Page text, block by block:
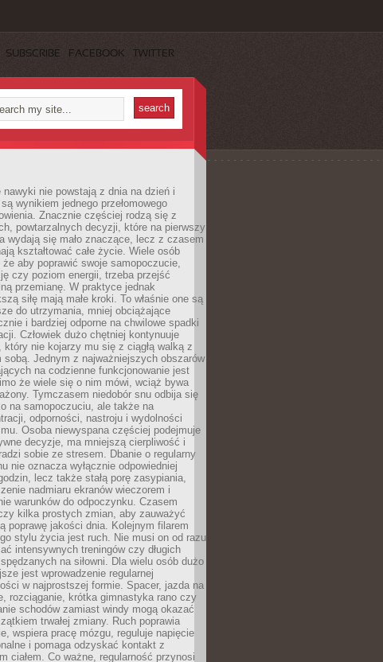
SUBSCRIBE FACEBOOK TWITTER
nawyki nie powstają z dnia na dzień i
wynikiem jednego przełomowego
Znacznie częściej rodzą się z
powtarzalnych decyzji, które na pierwszy
wydają się mało znaczące, lecz z czasem
kształtować całe życie. Wiele osób
że aby poprawić swoje samopoczucie,
czy poziom energii, trzeba przejść
przemianę. W praktyce jednak
siłę mają małe kroki. To właśnie one są
do utrzymania, mniej obciążające
i bardziej odporne na chwilowe spadki
Człowiek dużo chętniej kontynuuje
który nie kojarzy mu się z ciągłą walką z
sobą. Jednym z najważniejszych obszarów
na codzienne funkcjonowanie jest
że wiele się o nim mówi, wciąż bywa
Tymczasem niedobór snu odbija się
na samopoczuciu, ale także na
odporności, nastroju i wydolności
Osoba niewyspana częściej podejmuje
decyzje, ma mniejszą cierpliwość i
sobie ze stresem. Dbanie o regularny
nie oznacza wyłącznie odpowiedniej
lecz także stałą porę zasypiania,
nadmiaru ekranów wieczorem i
warunków do odpoczynku. Czasem
kilka prostych zmian, aby zauważyć
poprawę jakości dnia. Kolejnym filarem
stylu życia jest ruch. Nie musi on od razu
intensywnych treningów czy długich
na siłowni. Dla wielu osób dużo
jest wprowadzenie regularnej
w najprostszej formie. Spacer, jazda na
rozciąganie, krótka gimnastyka rano czy
schodów zamiast windy mogą okazać
trwałej zmiany. Ruch poprawia
wspiera pracę mózgu, reguluje napięcie
i pomaga odzyskać kontakt z
ciałem. Co ważne, regularność przynosi